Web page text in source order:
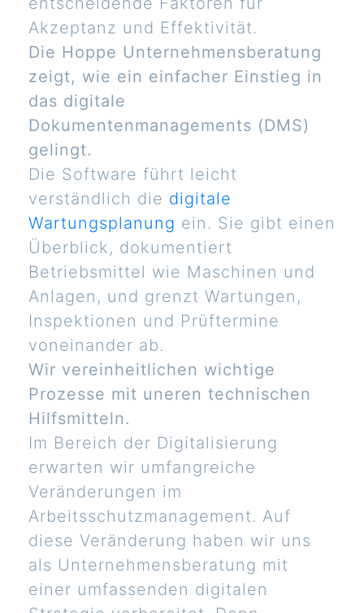
Akzeptanz und Effektivität.
Die Hoppe Unternehmensberatung
zeigt, wie ein einfacher Einstieg in
das digitale
Dokumentenmanagements (DMS)
gelingt.
Die Software führt leicht
verständlich die digitale
Wartungsplanung ein. Sie gibt einen
Überblick, dokumentiert
Betriebsmittel wie Maschinen und
Anlagen, und grenzt Wartungen,
Inspektionen und Prüftermine
voneinander ab.
Wir vereinheitlichen wichtige
Prozesse mit uneren technischen
Hilfsmitteln.
Im Bereich der Digitalisierung
erwarten wir umfangreiche
Veränderungen im
Arbeitsschutzmanagement. Auf
diese Veränderung haben wir uns
als Unternehmensberatung mit
einer umfassenden digitalen